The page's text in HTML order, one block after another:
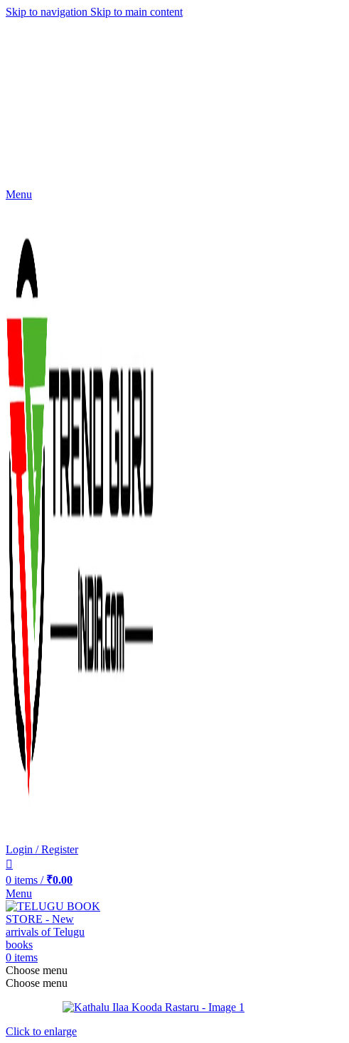
Skip to navigation Skip to main content
Menu
Login / Register
0 items / ₹0.00
Menu
0 items
Choose menu
Choose menu
Click to enlarge